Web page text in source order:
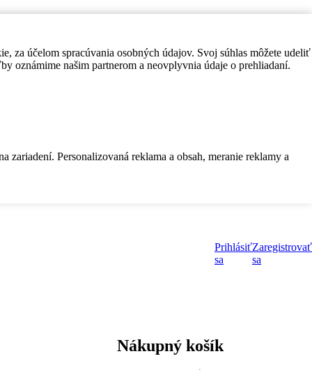
za účelom spracúvania osobných údajov. Svoj súhlas môžete udeliť
oznámime našim partnerom a neovplyvnia údaje o prehliadaní.
Personalizovaná reklama a obsah, meranie reklamy a
Prihlásiť
sa
Zaregistrovať
sa
Nákupný košík